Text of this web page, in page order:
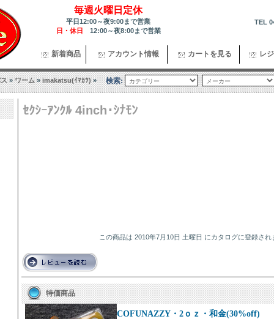
毎週火曜日定休
平日12:00～夜9:00まで営業
日・休日 12:00～夜8:00まで営業
TEL
新着商品 アカウント情報 カートを見る レ
»ワーム»imakatsu(ｲﾏｶﾂ)» 検索:
ｾｸｼｰｱﾝｸﾙ 4inch･ｼﾅﾓﾝ
この商品は 2010年7月10日 土曜日 にカタログに登録され
特価商品
COFUNAZZY・2ｏｚ・和金(30%off)